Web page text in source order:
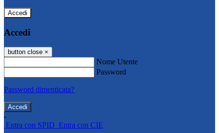
Accedi
Accedi
button close ×
Nome Utente
Password
Password dimenticata?
-
Entra con SPID Entra con CIE